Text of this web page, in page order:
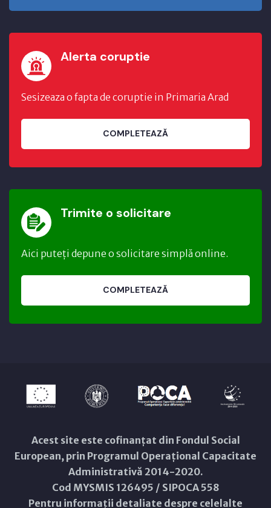
Alerta coruptie
Sesizeaza o fapta de coruptie in Primaria Arad
COMPLETEAZĂ
Trimite o solicitare
Aici puteți depune o solicitare simplă online.
COMPLETEAZĂ
Acest site este cofinanțat din Fondul Social
European, prin Programul Operațional Capacitate
Administrativă 2014-2020.
Cod MYSMIS 126495 / SIPOCA 558
Pentru informații detaliate despre celelalte